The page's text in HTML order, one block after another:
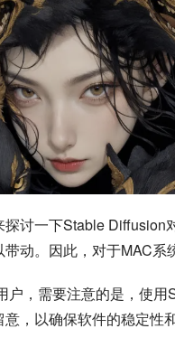
讨一下Stable Diffusion
动。因此，对于MAC系
户，需要注意的是，使
，以确保软件的稳定性和